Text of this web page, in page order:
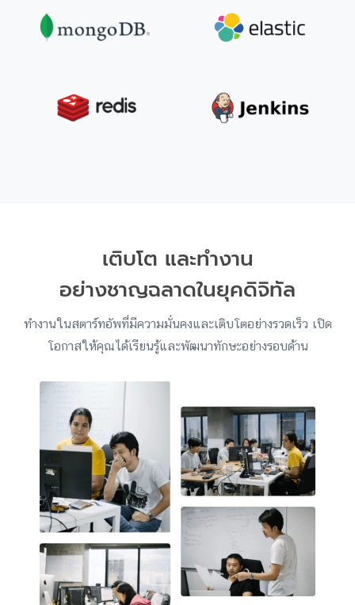
เติบโต และทำงาน
อย่างชาญฉลาดในยุคดิจิทัล
ทำงานในสตาร์ทอัพที่มีความมั่นคงและเติบโตอย่างรวดเร็ว เปิด
โอกาสให้คุณได้เรียนรู้และพัฒนาทักษะอย่างรอบด้าน